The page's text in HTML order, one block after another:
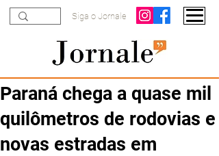
Siga o Jornale
Paraná chega a quase mil
quilômetros de rodovias e
novas estradas em